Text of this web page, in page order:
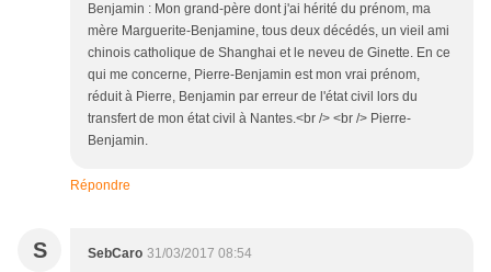
Benjamin : Mon grand-père dont j'ai hérité du prénom, ma
mère Marguerite-Benjamine, tous deux décédés, un vieil ami
chinois catholique de Shanghai et le neveu de Ginette. En ce
qui me concerne, Pierre-Benjamin est mon vrai prénom,
réduit à Pierre, Benjamin par erreur de l'état civil lors du
transfert de mon état civil à Nantes.<br /> <br /> Pierre-
Benjamin.
Répondre
S SebCaro 31/03/2017 08:54